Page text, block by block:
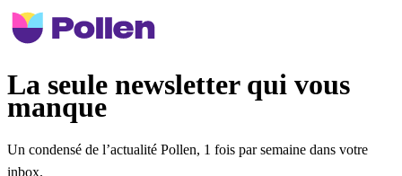
La seule newsletter qui vous
manque
Un condensé de l’actualité Pollen, 1 fois par semaine dans votre
inbox.